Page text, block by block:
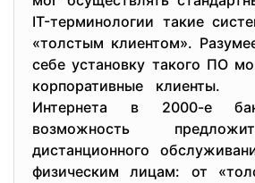
IT-терминологии такие
«толстым клиентом».
себе установку такого ПО
корпоративные
Интернета в 2000-е
возможность
дистанционного
физическим лицам: от